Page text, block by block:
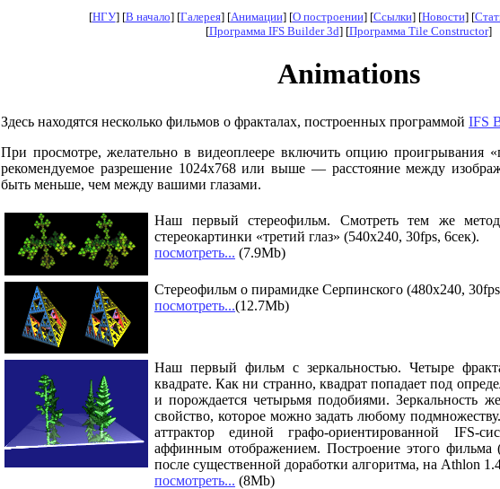
[НГУ] [В начало] [Галерея] [Анимации] [О построении] [Ссылки] [Новости] [
[Программа IFS Builder 3d] [Программа Tile Constructor]
Animations
Здесь находятся несколько фильмов о фракталах, построенных программой IFS
При просмотре, желательно в видеоплеере включить опцию проигрывания
рекомендуемое разрешение 1024x768 или выше — расстояние между
быть меньше, чем между вашими глазами.
Наш первый стереофильм. Смотреть тем же
стереокартинки «третий глаз» (540x240, 30fps, 6сек).
поcмотреть... (7.9Mb)
Стереофильм о пирамидке Серпинского (480x240,
поcмотреть...(12.7Mb)
Наш первый фильм с зеркальностью. Четыре
квадрате. Как ни странно, квадрат попадает под
и порождается четырьмя подобиями. Зеркальность
свойство, которое можно задать любому
аттрактор единой графо-ориентированной IFS-
аффинным отображением. Построение этого фильма
после существенной доработки алгоритма, на Athlon
поcмотреть... (8Mb)